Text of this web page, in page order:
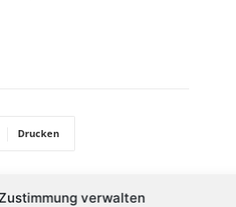
verwalten
Drucken